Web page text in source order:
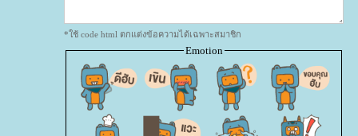
*ใช้ code html ตกแต่งข้อความได้เฉพาะสมาชิก
Emotion